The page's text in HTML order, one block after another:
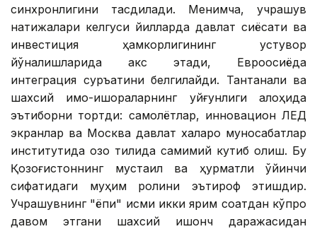
синхронлигини тасдиқлади. Менимча, учрашув
натижалари келгуси йилларда давлат сиёсати ва
инвестиция ҳамкорлигининг устувор
йўналишларида акс этади, Евроосиёда
интеграция суръатини белгилайди. Тантанали ва
шахсий имо-ишораларнинг уйғунлиги алоҳида
эътиборни тортди: самолётлар, инновацион ЛEД
экранлар ва Москва давлат халқаро муносабатлар
институтида қозоқ тилида самимий кутиб олиш. Бу
Қозоғистоннинг мустақил ва ҳурматли ўйинчи
сифатидаги муҳим ролини эътироф этишдир.
Учрашувнинг "ёпиқ" қисми икки ярим соатдан кўпроқ
давом этгани шахсий ишонч даражасидан